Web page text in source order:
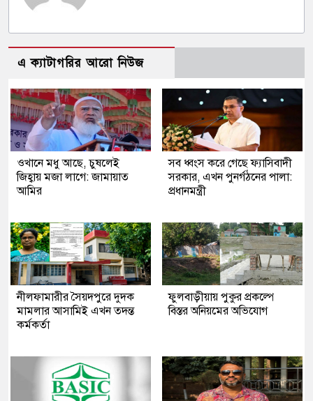
এ ক্যাটাগরির আরো নিউজ
ওখানে মধু আছে, চুষলেই
জিহ্বায় মজা লাগে: জামায়াত
আমির
সব ধ্বংস করে গেছে ফ্যাসিবাদী
সরকার, এখন পুনর্গঠনের পালা:
প্রধানমন্ত্রী
নীলফামারীর সৈয়দপুরে দুদক
মামলার আসামিই এখন তদন্ত
কর্মকর্তা
ফুলবাড়ীয়ায় পুকুর প্রকল্পে
বিস্তর অনিয়মের অভিযোগ